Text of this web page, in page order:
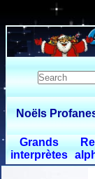
Noëls
Grands
interprètes